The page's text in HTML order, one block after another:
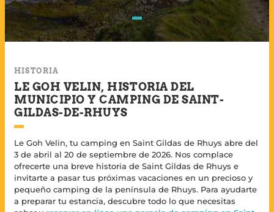
HISTORIA
LE GOH VELIN, HISTORIA DEL
MUNICIPIO Y CAMPING DE SAINT-
GILDAS-DE-RHUYS
Le Goh Velin, tu camping en Saint Gildas de Rhuys abre del
3 de abril al 20 de septiembre de 2026. Nos complace
ofrecerte una breve historia de Saint Gildas de Rhuys e
invitarte a pasar tus próximas vacaciones en un precioso y
pequeño camping de la península de Rhuys. Para ayudarte
a preparar tu estancia, descubre todo lo que necesitas